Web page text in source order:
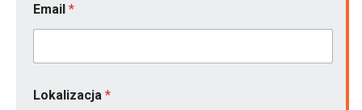
Email *
Lokalizacja *